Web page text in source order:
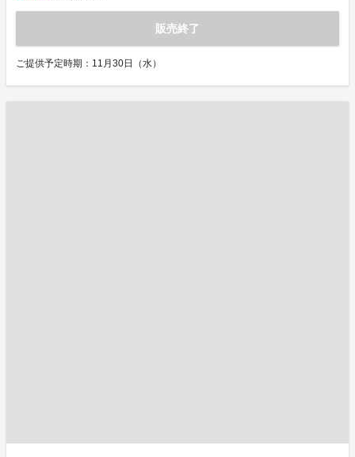
販売終了
ご提供予定時期：11月30日（水）